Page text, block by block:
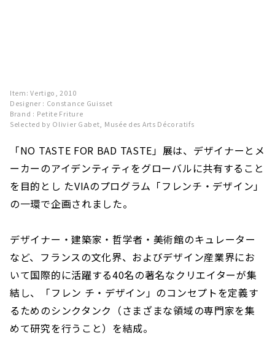
Item: Vertigo, 2010
Designer : Constance Guisset
Brand : Petite Friture
Selected by Olivier Gabet, Musée des Arts Décoratifs
「NO TASTE FOR BAD TASTE」展は、デザイナーとメ
ーカーのアイデンティティをグローバルに共有すること
を目的とし たVIAのプログラム「フレンチ・デザイン」
の一環で企画されました。
デザイナー・建築家・哲学者・美術館のキュレーター
など、フランスの文化界、およびデザイン産業界にお
いて国際的に活躍する40名の著名なクリエイターが集
結し、「フレン チ・デザイン」のコンセプトを定義す
るためのシンクタンク（さまざまな領域の専門家を集
めて研究を行うこと）を結成。